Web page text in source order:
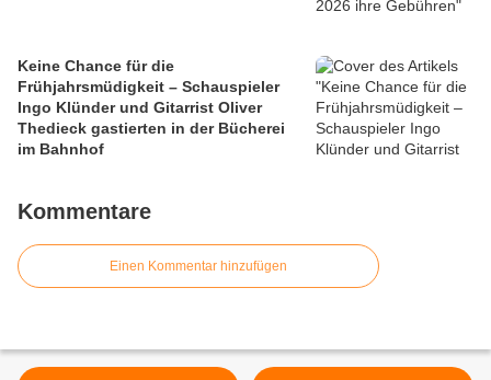
Keine Chance für die
Frühjahrsmüdigkeit – Schauspieler
Ingo Klünder und Gitarrist Oliver
Thedieck gastierten in der Bücherei
im Bahnhof
Kommentare
Einen Kommentar hinzufügen